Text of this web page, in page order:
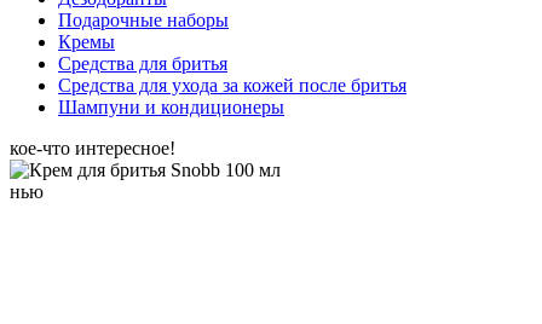
Подарочные наборы
Кремы
Средства для бритья
Средства для ухода за кожей после бритья
Шампуни и кондиционеры
кое-что интересное!
нью